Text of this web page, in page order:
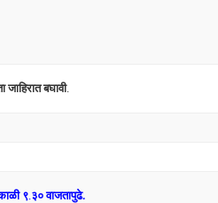
जाहिरात बघावी.
९.३० वाजतापुढे.